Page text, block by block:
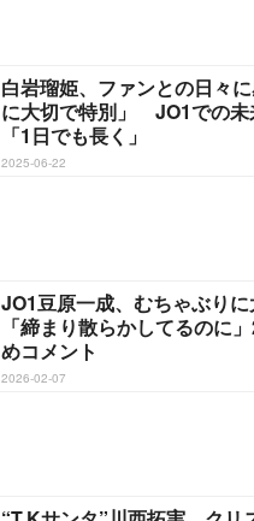
白岩瑠姫、ファンとの日々
に大切で特別」 JO1での未
「1日でも長く」
2025-06-22
JO1豆原一成、むちゃぶり
「締まり散らかしてるのに
めコメント
2026-02-07